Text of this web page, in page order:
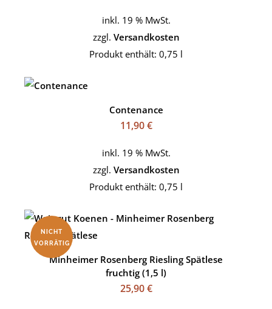
inkl. 19 % MwSt.
zzgl. Versandkosten
Produkt enthält: 0,75 l
Contenance
11,90€
inkl. 19 % MwSt.
zzgl. Versandkosten
Produkt enthält: 0,75 l
NICHT
VORRÄTIG
Minheimer Rosenberg Riesling Spätlese
fruchtig (1,5 l)
25,90€